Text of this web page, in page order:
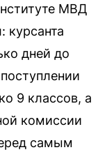
МВД
курсанта
дней до
9 классов, а
комиссии
самым